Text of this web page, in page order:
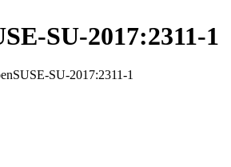
SU-2017:2311-1
SU-2017:2311-1